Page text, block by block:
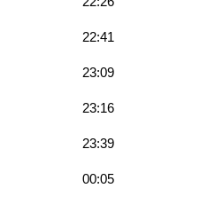
22:41
23:09
23:16
23:39
00:05